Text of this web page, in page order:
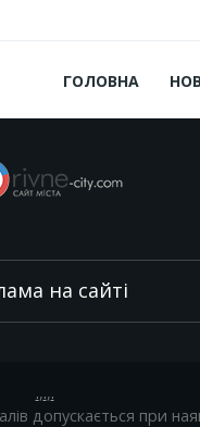
ГОЛОВНА
на сайті
.,.,.
допускається при